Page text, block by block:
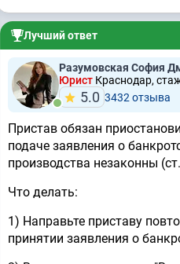
Лучший ответ
Разумовская София
Юрист Краснодар,
5.0 3432 отзывa
Пристав обязан
подаче заявления о
производства незаконны (ст.
Что делать:
1) Направьте приставу
принятии заявления о